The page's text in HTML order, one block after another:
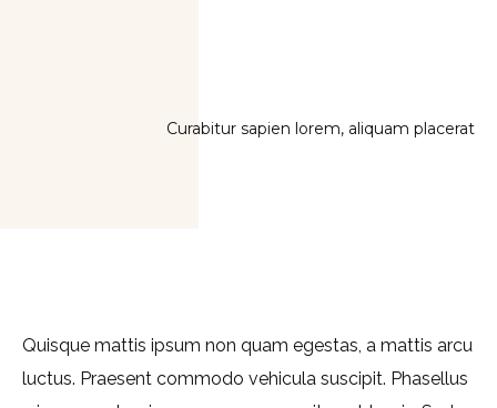
Curabitur sapien lorem, aliquam placerat
Quisque mattis ipsum non quam egestas, a mattis arcu
luctus. Praesent commodo vehicula suscipit. Phasellus